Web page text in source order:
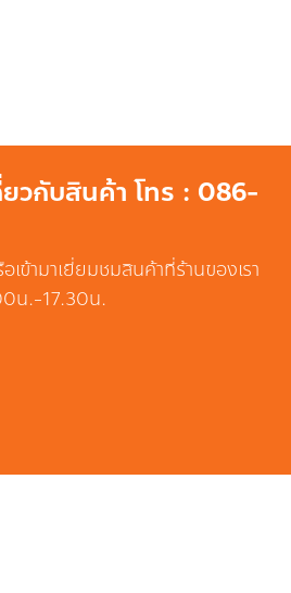
วกับสินค้า โทร : 086-
เข้ามาเยี่ยมชมสินค้าที่ร้านของเรา
น.-17.30น.